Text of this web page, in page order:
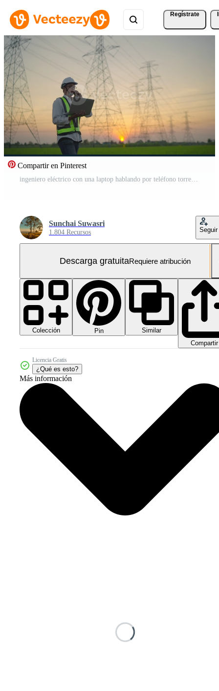
Regístrate
Compartir en Pinterest
ingeniero eléctrico con una laptop hablando por teléfono torre de alta tensión Vídeo Gratis
Sunchai Suwasri
1.804 Recursos Seguir
Descarga gratuitaRequiere atribución
Colección Pin
Similar
Compartir
Licencia Gratis
¿Qué es esto?
Más información